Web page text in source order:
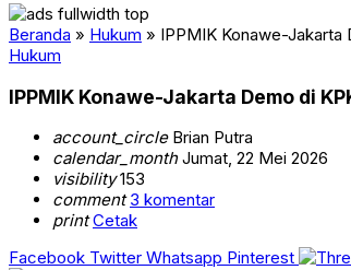
Beranda » Hukum » IPPMIK Konawe-Jakarta
Hukum
IPPMIK Konawe-Jakarta Demo di
account_circleBrian Putra
calendar_monthJumat, 22 Mei 2026
visibility153
comment 3 komentar
print Cetak
Facebook Twitter Whatsapp Pinterest